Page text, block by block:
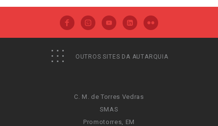
OUTROS SITES DA AUTARQUIA
C. M. de Torres Vedras
SMAS
Promotorres, EM